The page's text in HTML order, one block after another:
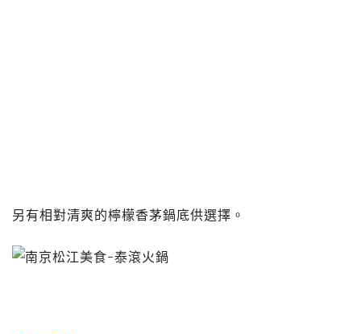
另有相對清爽的檸檬香茅鍋底供選擇。